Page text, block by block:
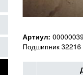
Артиул:
Подшипник